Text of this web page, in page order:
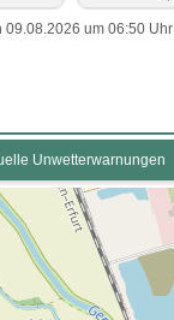
09.08.2026 um 06:50 Uhr
Unwetterwarnungen